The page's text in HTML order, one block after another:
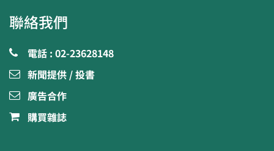
聯絡我們
電話 : 02-23628148
新聞提供 / 投書
廣告合作
購買雜誌